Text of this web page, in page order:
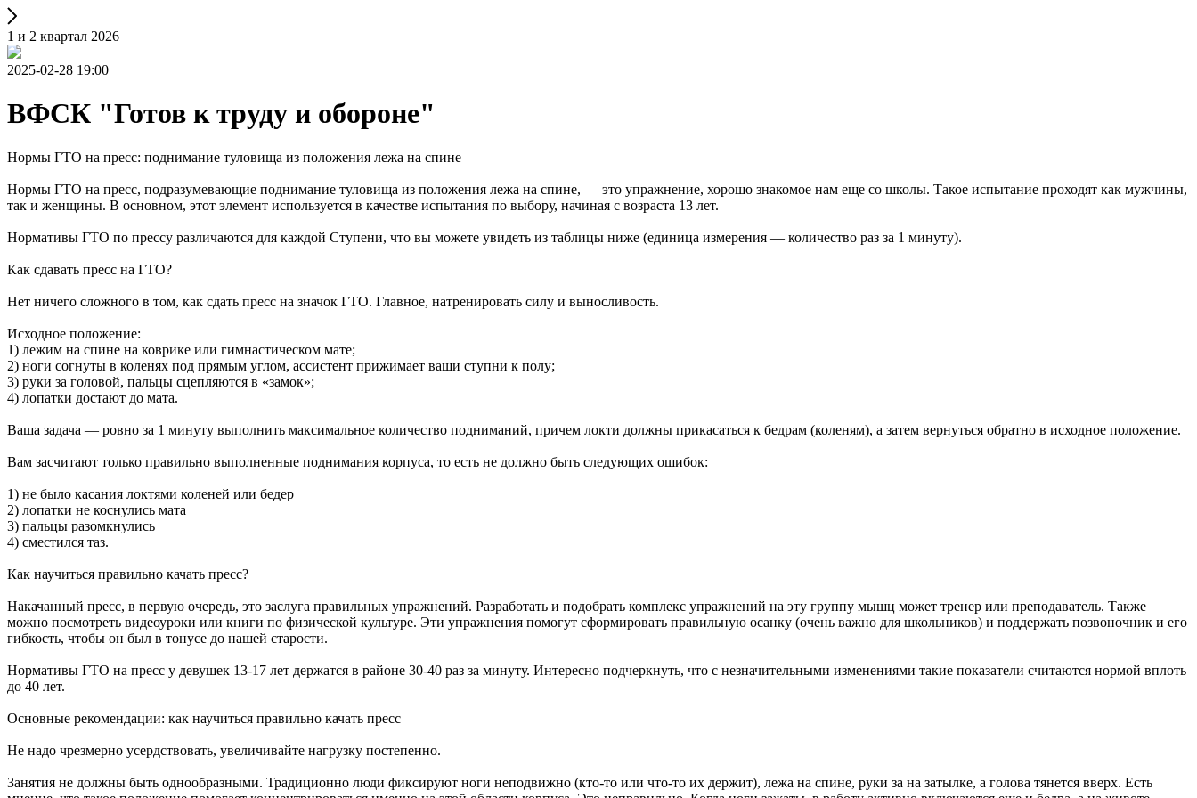
1 и 2 квартал 2026
2025-02-28 19:00
ВФСК "Готов к труду и обороне"
Нормы ГТО на пресс: поднимание туловища из положения лежа на спине
Нормы ГТО на пресс, подразумевающие поднимание туловища из положения лежа на спине, — это упражнение, хорошо знакомое нам еще со школы. Такое испытание проходят как мужчины,
так и женщины. В основном, этот элемент используется в качестве испытания по выбору, начиная с возраста 13 лет.
Нормативы ГТО по прессу различаются для каждой Ступени, что вы можете увидеть из таблицы ниже (единица измерения — количество раз за 1 минуту).
Как сдавать пресс на ГТО?
Нет ничего сложного в том, как сдать пресс на значок ГТО. Главное, натренировать силу и выносливость.
Исходное положение:
1) лежим на спине на коврике или гимнастическом мате;
2) ноги согнуты в коленях под прямым углом, ассистент прижимает ваши ступни к полу;
3) руки за головой, пальцы сцепляются в «замок»;
4) лопатки достают до мата.
Ваша задача — ровно за 1 минуту выполнить максимальное количество подниманий, причем локти должны прикасаться к бедрам (коленям), а затем вернуться обратно в исходное положение.
Вам засчитают только правильно выполненные поднимания корпуса, то есть не должно быть следующих ошибок:
1) не было касания локтями коленей или бедер
2) лопатки не коснулись мата
3) пальцы разомкнулись
4) сместился таз.
Как научиться правильно качать пресс?
Накачанный пресс, в первую очередь, это заслуга правильных упражнений. Разработать и подобрать комплекс упражнений на эту группу мышц может тренер или преподаватель. Также
можно посмотреть видеоуроки или книги по физической культуре. Эти упражнения помогут сформировать правильную осанку (очень важно для школьников) и поддержать позвоночник и его
гибкость, чтобы он был в тонусе до нашей старости.
Нормативы ГТО на пресс у девушек 13-17 лет держатся в районе 30-40 раз за минуту. Интересно подчеркнуть, что с незначительными изменениями такие показатели считаются нормой вплоть
до 40 лет.
Основные рекомендации: как научиться правильно качать пресс
Не надо чрезмерно усердствовать, увеличивайте нагрузку постепенно.
Занятия не должны быть однообразными. Традиционно люди фиксируют ноги неподвижно (кто-то или что-то их держит), лежа на спине, руки за на затылке, а голова тянется вверх. Есть